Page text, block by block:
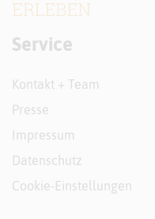
Service
Kontakt + Team
Presse
Impressum
Datenschutz
Cookie-Einstellungen